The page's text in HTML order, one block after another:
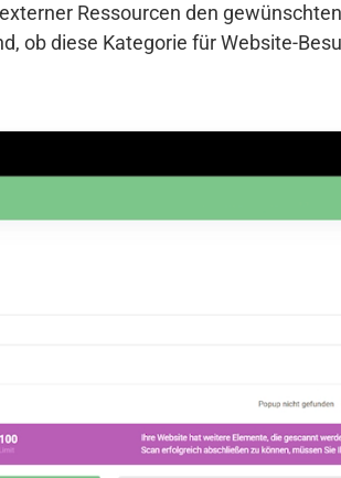
Ressourcen den gewünschten
ob diese Kategorie für Website-